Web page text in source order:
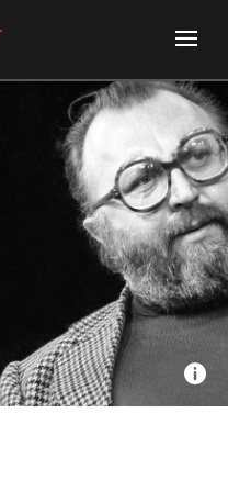
- Sergio Leone, une
Amérique de légende
